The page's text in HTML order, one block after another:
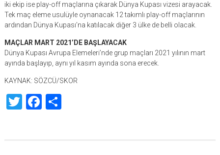
iki ekip ise play-off maçlarına çıkarak Dünya Kupası vizesi arayacak.
Tek maç eleme usulüyle oynanacak 12 takımlı play-off maçlarının
ardından Dünya Kupası’na katılacak diğer 3 ülke de belli olacak.
MAÇLAR MART 2021’DE BAŞLAYACAK
Dünya Kupası Avrupa Elemeleri’nde grup maçları 2021 yılının mart
ayında başlayıp, aynı yıl kasım ayında sona erecek.
KAYNAK: SÖZCÜ/SKOR
TwitterFacebook
Share